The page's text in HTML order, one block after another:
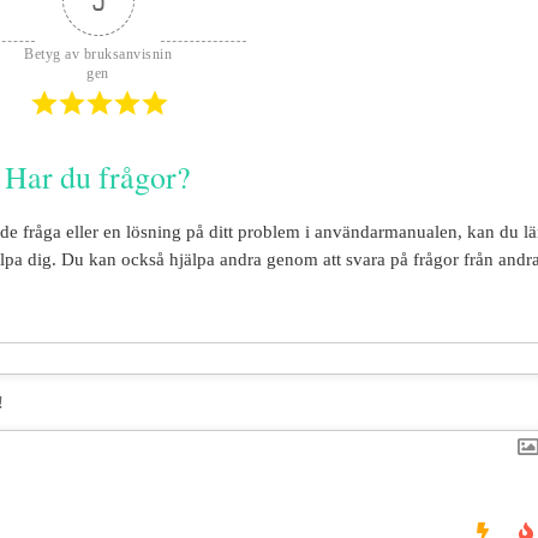
Betyg av bruksanvisnin
gen
Har du frågor?
fråga eller en lösning på ditt problem i användarmanualen, kan du
dig. Du kan också hjälpa andra genom att svara på frågor från